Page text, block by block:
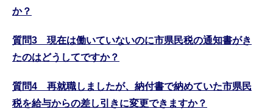
か？
質問3 現在は働いていないのに市県民税の通知書がき
たのはどうしてですか？
質問4 再就職しましたが、納付書で納めていた市県民
税を給与からの差し引きに変更できますか？